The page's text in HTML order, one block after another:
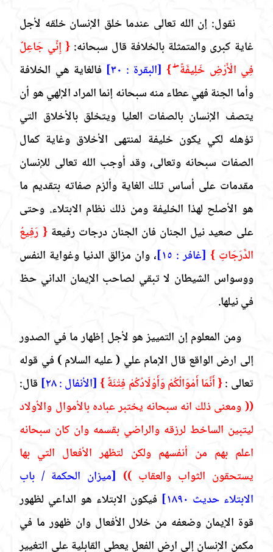
نقول: إن الله تعالى عندما خلق الإنسان خلقه لأجل
غاية كبرى والمتمثلة بالخلافة قال سبحانه:{ إِنِّي جَاعِلٌ
فِي الْأَرْضِ خَلِيفَةً ۖ } [البقرة : ٣٠]
فالغاية هي الخلافة
وأما الجنة فهي عطاء منه سبحانه إنما المراد الإلهي هو أن
يتصف الإنسان بالصفات العليا ويتخلق بالأخلاق التي
تؤهله لكي يكون خليفة لمنتهى الأخلاق وغاية كمال
الصفات سبحانه وتعالى، وقد أوجب الله تعالى للإنسان
مقدمات على أساس تلك الغاية وألزم صفاته بتقديم ما
هو الأصلح لهذا الخليفة ومن ذلك نظام الابتلاء. وحتى
على صعيد نيل الجنان فان الجنان درجات رفيعة{ رَفِيعُ
الدَّرَجَاتِ } [غافر : ١٥]
، وان مزالق الدنيا وغواية النفس
ووسواس الشيطان لا تبقي لصاحب الإيمان الداني حظ
في نيلها.
ومن المعلوم إن التمييز هو لأجل إظهار ما في الصدور
إلى ارض الواقع قال الإمام علي ( عليه السلام) في قوله
تعالى :{ أَنَّمَا أَمْوَالُكُمْ وَأَوْلَادُكُمْ فِتْنَةٌ }[الأنفال : ٢٨]
قال:
(( ومعنى ذلك انه سبحانه يختبر عباده بالأموال والأولاد
ليتبين الساخط لرزقه والراضي بقسمه وان كان سبحانه
اعلم بهم من أنفسهم ولكن لتظهر الأفعال التي بها
يستحقون الثواب والعقاب )) [ميزان الحكمة / باب
الابتلاء حديث ١٨٩٠]
فيكون الابتلاء هو الداعي لظهور
قوة الإيمان وضعفه من خلال الأفعال وان ظهور ما في
مكمن الإنسان إلى ارض الفعل يعطي القابلية على التغيير